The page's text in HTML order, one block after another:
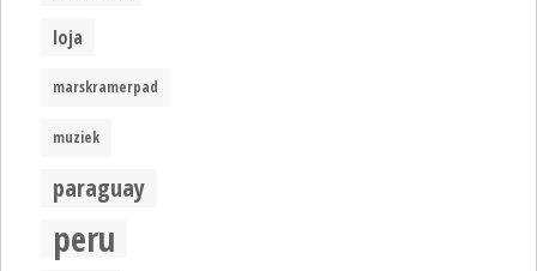
loja
marskramerpad
muziek
paraguay
peru